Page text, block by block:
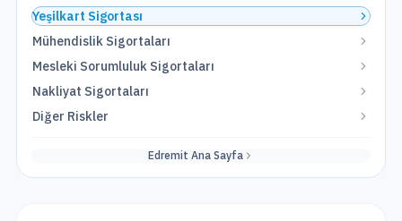
Yeşilkart Sigortası
Mühendislik Sigortaları
Mesleki Sorumluluk Sigortaları
Nakliyat Sigortaları
Diğer Riskler
Edremit Ana Sayfa